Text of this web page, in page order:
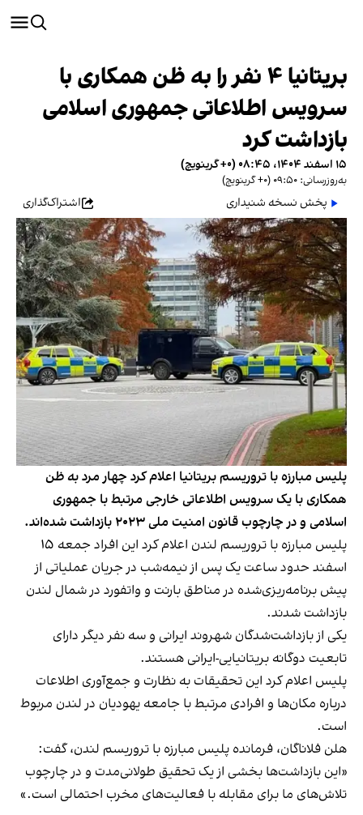
بریتانیا ۴ نفر را به ظن همکاری با
سرویس اطلاعاتی جمهوری اسلامی
بازداشت کرد
۱۵ اسفند ۱۴۰۴، ۰۸:۴۵ (‎+۰ گرینویچ)
به‌روزرسانی: ۰۹:۵۰ (‎+۰ گرینویچ)
پخش نسخه شنیداری اشتراک‌گذاری
پلیس مبارزه با تروریسم بریتانیا اعلام کرد چهار مرد به ظن
همکاری با یک سرویس اطلاعاتی خارجی مرتبط با جمهوری
اسلامی و در چارچوب قانون امنیت ملی ۲۰۲۳ بازداشت شده‌اند.
پلیس مبارزه با تروریسم لندن اعلام کرد این افراد جمعه ۱۵
اسفند حدود ساعت یک پس از نیمه‌شب در جریان عملیاتی از
پیش برنامه‌ریزی‌شده در مناطق بارنت و واتفورد در شمال لندن
بازداشت شدند.
یکی از بازداشت‌شدگان شهروند ایرانی و سه نفر دیگر دارای
تابعیت دوگانه بریتانیایی-ایرانی هستند.
پلیس اعلام کرد این تحقیقات به نظارت و جمع‌آوری اطلاعات
درباره مکان‌ها و افرادی مرتبط با جامعه یهودیان در لندن مربوط
است.
هلن فلاناگان، فرمانده پلیس مبارزه با تروریسم لندن، گفت:
«این بازداشت‌ها بخشی از یک تحقیق طولانی‌مدت و در چارچوب
تلاش‌های ما برای مقابله با فعالیت‌های مخرب احتمالی است.»